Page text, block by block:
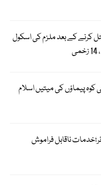
کرنے کے بعد ملزم کی اسکول
کوہ پیماؤں کی میتیں اسلام
ناقابل فراموش